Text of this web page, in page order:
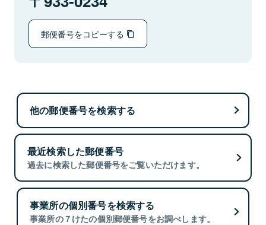
郵便番号をコピーする
他の郵便番号を検索する
最近検索した郵便番号
過去に検索した郵便番号をご覧いただけます。
事業所の個別番号を検索する
事業所の７けたの個別郵便番号をお調べします。